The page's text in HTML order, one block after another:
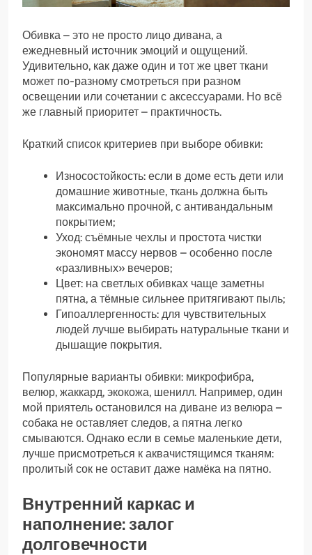
Обивка – это не просто лицо дивана, а
ежедневный источник эмоций и ощущений.
Удивительно, как даже один и тот же цвет ткани
может по-разному смотреться при разном
освещении или сочетании с аксессуарами. Но всё
же главный приоритет – практичность.
Краткий список критериев при выборе обивки:
Износостойкость: если в доме есть дети или
домашние животные, ткань должна быть
максимально прочной, с антивандальным
покрытием;
Уход: съёмные чехлы и простота чистки
экономят массу нервов – особенно после
«разливных» вечеров;
Цвет: на светлых обивках чаще заметны
пятна, а тёмные сильнее притягивают пыль;
Гипоаллергенность: для чувствительных
людей лучше выбирать натуральные ткани и
дышащие покрытия.
Популярные варианты обивки: микрофибра,
велюр, жаккард, экокожа, шенилл. Например, один
мой приятель остановился на диване из велюра –
собака не оставляет следов, а пятна легко
смываются. Однако если в семье маленькие дети,
лучше присмотреться к аквачистящимся тканям:
пролитый сок не оставит даже намёка на пятно.
Внутренний каркас и
наполнение: залог
долговечности